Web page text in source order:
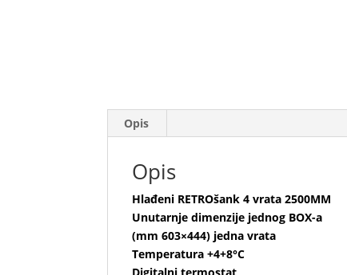
Opis
Opis
Hlađeni RETROšank 4 vrata 2500MM
Unutarnje dimenzije jednog BOX-a
(mm 603×444) jedna vrata
Temperatura +4+8°C
Digitalni termostat